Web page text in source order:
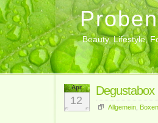
Beauty, Lifestyle,
Apr.
12
Allgemein Boxen